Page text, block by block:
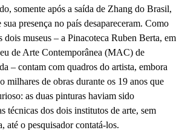
somente após a saída de Zhang do Brasil,
presença no país desapareceram. Como
dois museus – a Pinacoteca Ruben Berta, em
de Arte Contemporânea (MAC) de
– contam com quadros do artista, embora
milhares de obras durante os 19 anos que
as duas pinturas haviam sido
técnicas dos dois institutos de arte, sem
até o pesquisador contatá-los.